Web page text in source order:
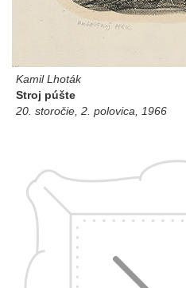
Kamil Lhoták
Stroj púšte
20. storočie, 2. polovica, 1966